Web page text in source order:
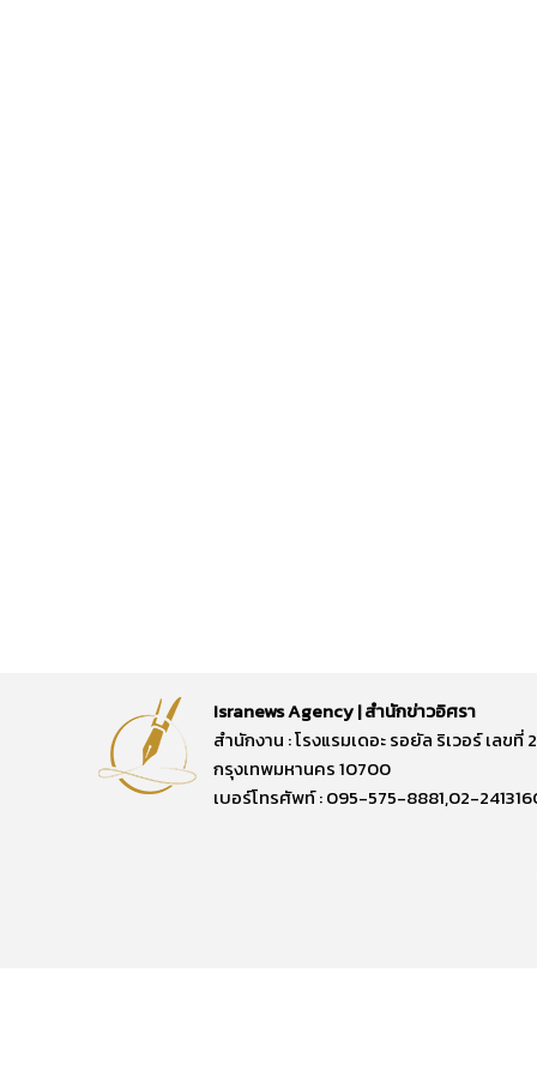
Isranews Agency | สำนักข่าวอิศรา
สำนักงาน : โรงแรมเดอะ รอยัล ริเวอร์ เล
กรุงเทพมหานคร 10700
เบอร์โทรศัพท์ : 095-575-8881,02-